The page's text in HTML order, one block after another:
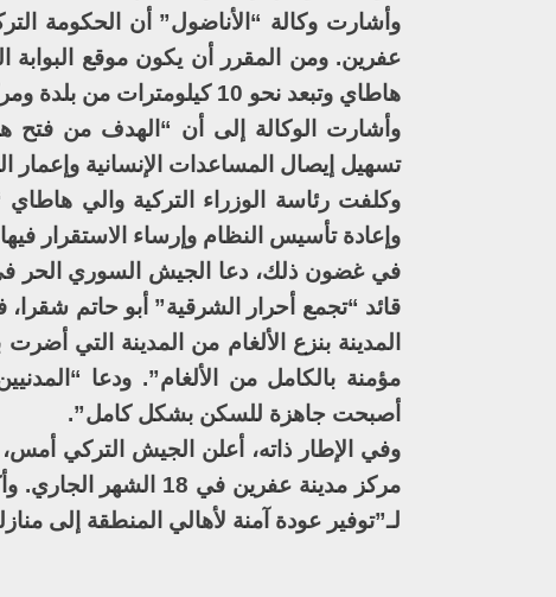
وأشارت وكالة “الأناضول” أن الحكومة
عفرين. ومن المقرر أن يكون موقع البوابة
هاطاي وتبعد نحو 10 كيلومترات من بلدة ومركز ناحية جنديرس في عفرين.
وأشارت الوكالة إلى أن “الهدف من فتح
تسهيل إيصال المساعدات الإنسانية وإعمار
وكلفت رئاسة الوزراء التركية والي
وإعادة تأسيس النظام وإرساء الاستقرار
في غضون ذلك، دعا الجيش السوري الحر في
قائد “تجمع أحرار الشرقية” أبو حاتم
المدينة بنزع الألغام من المدينة التي
مؤمنة بالكامل من الألغام”. ودعا
أصبحت جاهزة للسكن بشكل كامل”.
مركز مدينة عفرين في
لـ”توفير عودة آمنة لأهالي المنطقة إلى